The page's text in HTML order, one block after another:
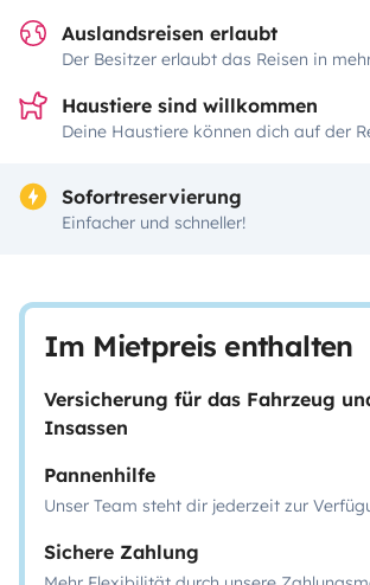
Auslandsreisen erlaubt
Der Besitzer erlaubt das Reisen in
Haustiere sind willkommen
Deine Haustiere können dich auf der
Sofortreservierung
Einfacher und schneller!
Im Mietpreis enthalten
Versicherung für das Fahrzeug
Insassen
Pannenhilfe
Unser Team steht dir jederzeit zur
Sichere Zahlung